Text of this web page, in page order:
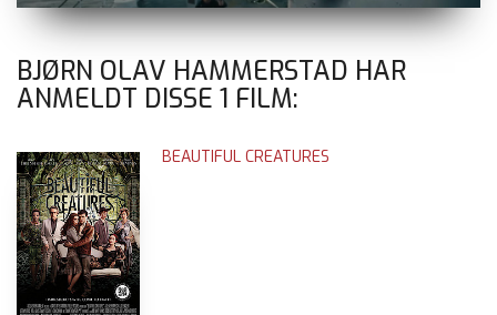
BJØRN OLAV HAMMERSTAD HAR
ANMELDT DISSE 1 FILM:
BEAUTIFUL CREATURES